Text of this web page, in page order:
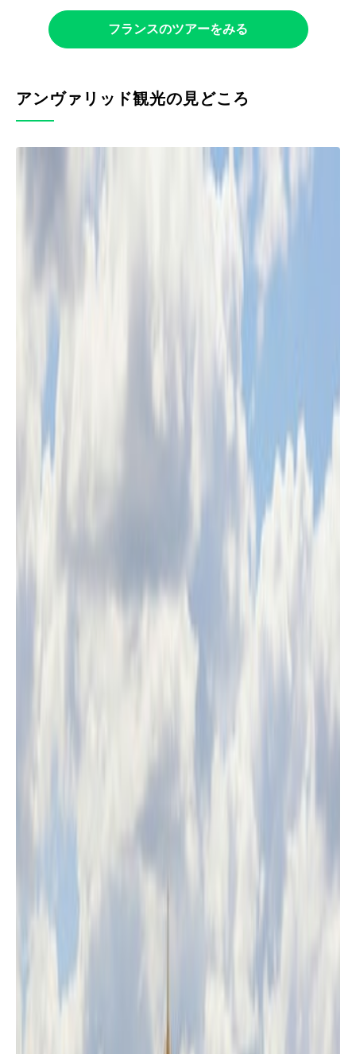
フランスのツアーをみる
アンヴァリッド観光の見どころ